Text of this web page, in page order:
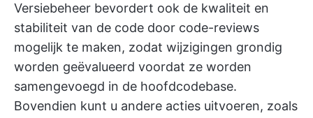
Versiebeheer bevordert ook de kwaliteit en
stabiliteit van de code door code-reviews
mogelijk te maken, zodat wijzigingen grondig
worden geëvalueerd voordat ze worden
samengevoegd in de hoofdcodebase.
Bovendien kunt u andere acties uitvoeren, zoals